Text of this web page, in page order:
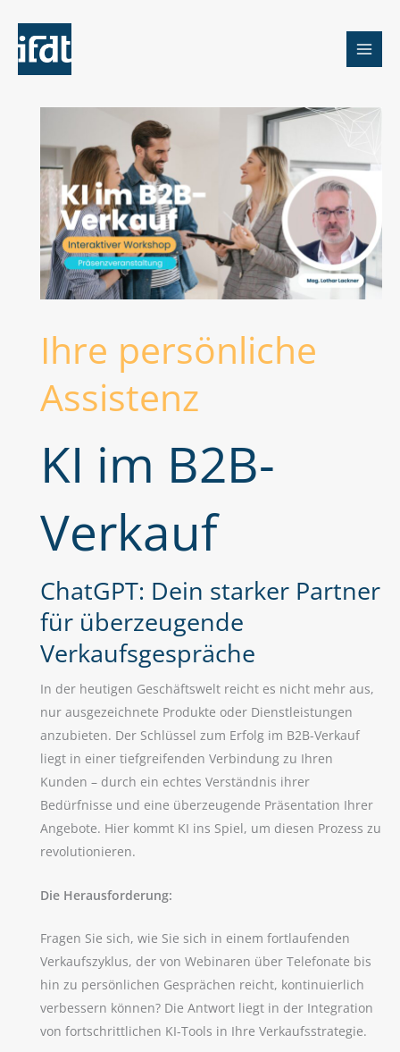
Inhalt
springen
Ihre persönliche
Assistenz
KI im B2B-
Verkauf
ChatGPT: Dein starker Partner
für überzeugende
Verkaufsgespräche
In der heutigen Geschäftswelt reicht es nicht mehr aus,
nur ausgezeichnete Produkte oder Dienstleistungen
anzubieten. Der Schlüssel zum Erfolg im B2B-Verkauf
liegt in einer tiefgreifenden Verbindung zu Ihren
Kunden – durch ein echtes Verständnis ihrer
Bedürfnisse und eine überzeugende Präsentation Ihrer
Angebote. Hier kommt KI ins Spiel, um diesen Prozess zu
revolutionieren.
Die Herausforderung:
Fragen Sie sich, wie Sie sich in einem fortlaufenden
Verkaufszyklus, der von Webinaren über Telefonate bis
hin zu persönlichen Gesprächen reicht, kontinuierlich
verbessern können? Die Antwort liegt in der Integration
von fortschrittlichen KI-Tools in Ihre Verkaufsstrategie.